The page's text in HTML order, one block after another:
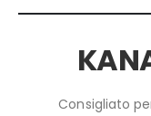
Consigliato